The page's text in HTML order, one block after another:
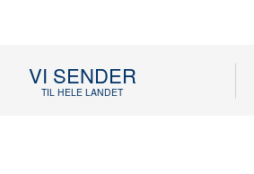
VI SENDER
TIL HELE LANDET